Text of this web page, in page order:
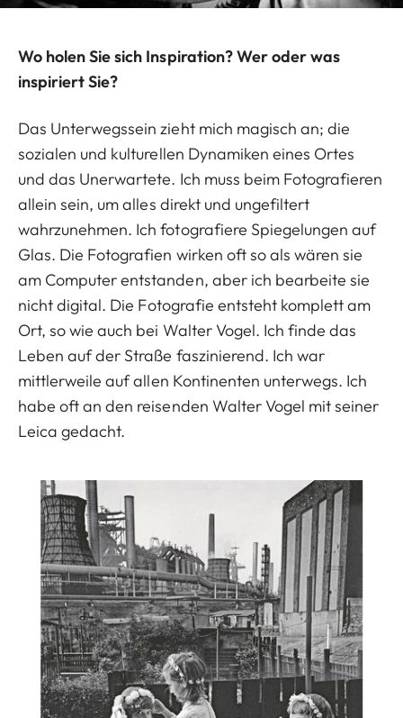
Wo holen Sie sich Inspiration? Wer oder was
inspiriert Sie?
Das Unterwegssein zieht mich magisch an; die
sozialen und kulturellen Dynamiken eines Ortes
und das Unerwartete. Ich muss beim Fotografieren
allein sein, um alles direkt und ungefiltert
wahrzunehmen. Ich fotografiere Spiegelungen auf
Glas. Die Fotografien wirken oft so als wären sie
am Computer entstanden, aber ich bearbeite sie
nicht digital. Die Fotografie entsteht komplett am
Ort, so wie auch bei Walter Vogel. Ich finde das
Leben auf der Straße faszinierend. Ich war
mittlerweile auf allen Kontinenten unterwegs. Ich
habe oft an den reisenden Walter Vogel mit seiner
Leica gedacht.